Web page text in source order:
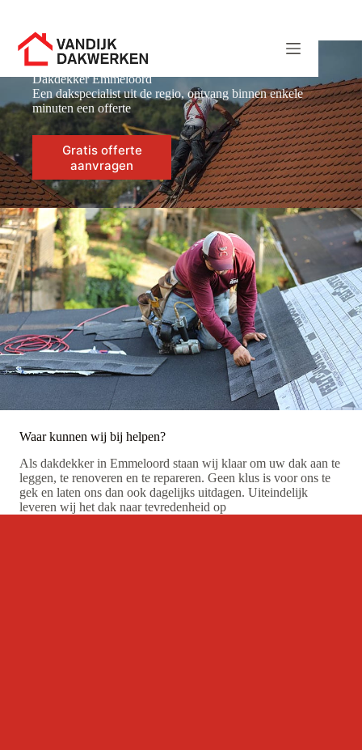
inhoud
Dakdekker Emmeloord
Een dakspecialist uit de regio, ontvang binnen enkele
minuten een offerte
Gratis offerte
aanvragen
Waar kunnen wij bij helpen?
Als dakdekker in Emmeloord staan wij klaar om uw dak aan te
leggen, te renoveren en te repareren. Geen klus is voor ons te
gek en laten ons dan ook dagelijks uitdagen. Uiteindelijk
leveren wij het dak naar tevredenheid op